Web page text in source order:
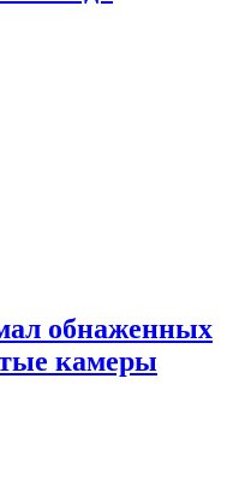
обнаженных
камеры